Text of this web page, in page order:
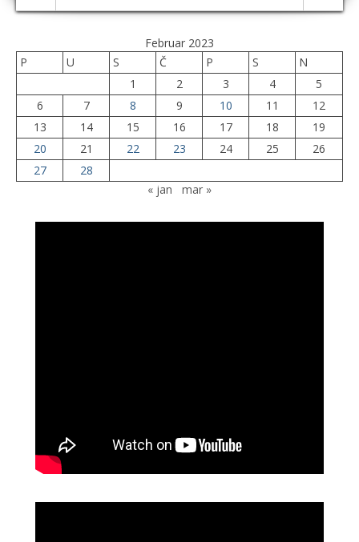
Februar 2023
P
U S Č P S
N
1
2 3 4
5
6
7 8 9 10 11
12
13
14 15 16 17 18
19
20
21 22 23 24 25
26
27
28
« jan
mar »